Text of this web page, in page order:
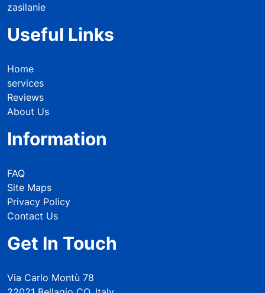
zasilanie
Useful Links
Home
services
Reviews
About Us
Information
FAQ
Site Maps
Privacy Policy
Contact Us
Get In Touch
Via Carlo Montù 78